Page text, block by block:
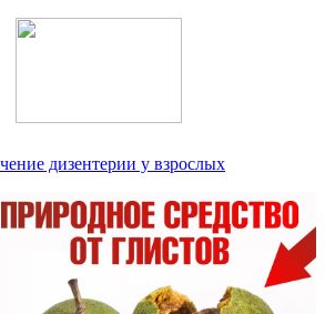
дизентерии у взрослых